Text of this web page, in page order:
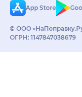
App Store
© ООО
ОГРН: 1147847038679